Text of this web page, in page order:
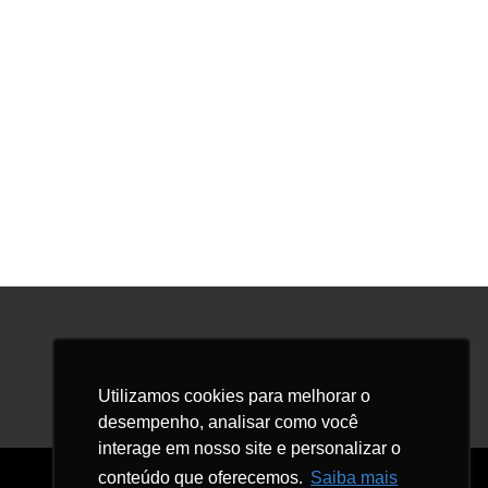
Utilizamos cookies para melhorar o
desempenho, analisar como você
interage em nosso site e personalizar o
conteúdo que oferecemos. Saiba mais